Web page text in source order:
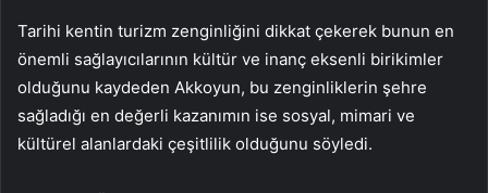
Tarihi kentin turizm zenginliğini dikkat çekerek bunun en
önemli sağlayıcılarının kültür ve inanç eksenli birikimler
olduğunu kaydeden Akkoyun, bu zenginliklerin şehre
sağladığı en değerli kazanımın ise sosyal, mimari ve
kültürel alanlardaki çeşitlilik olduğunu söyledi.